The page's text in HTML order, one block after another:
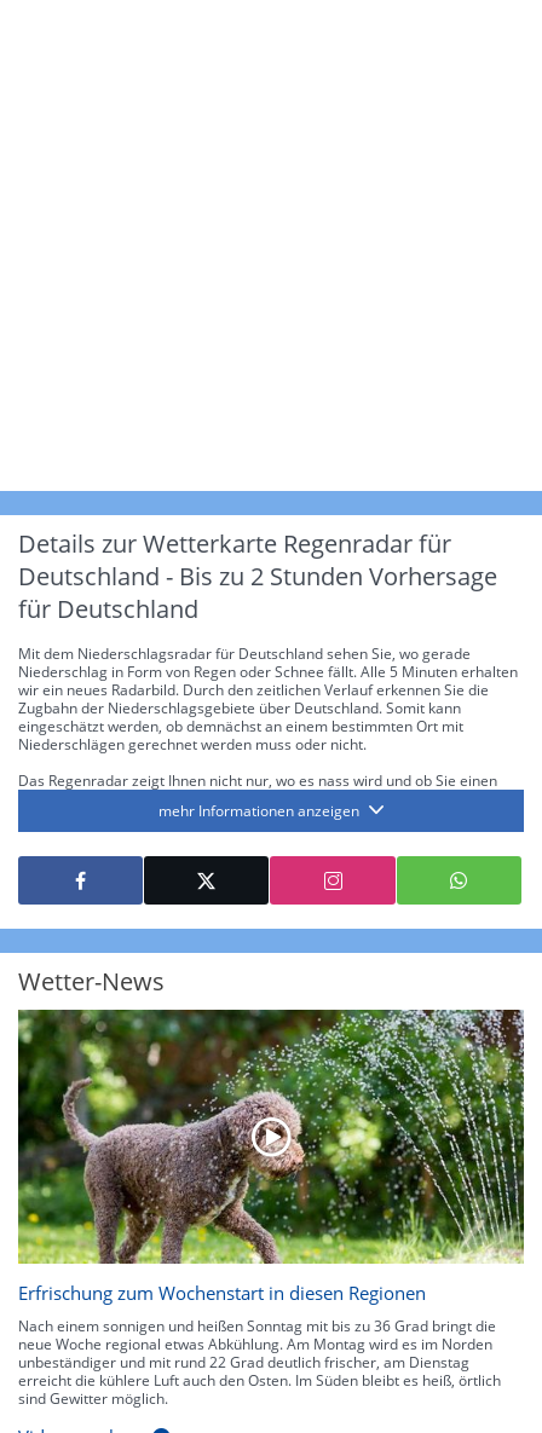
Details zur Wetterkarte Regenradar für
Deutschland - Bis zu 2 Stunden Vorhersage
für Deutschland
Mit dem Niederschlagsradar für Deutschland sehen Sie, wo gerade
Niederschlag in Form von Regen oder Schnee fällt. Alle 5 Minuten erhalten
wir ein neues Radarbild. Durch den zeitlichen Verlauf erkennen Sie die
Zugbahn der Niederschlagsgebiete über Deutschland. Somit kann
eingeschätzt werden, ob demnächst an einem bestimmten Ort mit
Niederschlägen gerechnet werden muss oder nicht.
Das Regenradar zeigt Ihnen nicht nur, wo es nass wird und ob Sie einen
die Niederschlagsintensität. Diese bezieht sich laut offiziellen Richtlinien
jeweils auf die Niederschlagsmenge in l/m² pro Stunde Regen- bzw.
Schneefall. Die 6 Stufen sind wie folgt gegliedert: Die hellen Blautöne
symbolisieren leichte bis mäßige Regen- bzw. Schneefälle mit einer
Intensität bis 8.1 l/m² pro Stunde. Dunkelblau repräsentiert mäßige bis
starke Niederschläge bis 35 l/m² pro Stunde. Hier können bereits Gewitter
auftreten. Extreme bzw. unwetterartige Niederschlagsereignisse mit
über 150 l/m² pro Stunde an. Solche
Neben der Niederschlagsintensität kann auch die Zuggeschwindigkeit der
Niederschlagsgebiete und damit die Niederschlagsdauer abgeschätzt
werden. Neben der 5-minütigen Radaraufzeichnung gibt es eine
Niederschlagsprognosefür die nächsten 2 Stunden. So sehen Sie genau,
wann und wo in Deutschland mit Regen oder Schneefall zu rechnen ist bzw.
kennen zu jeder Zeit den genauen Verlauf einer Niederschlagsfront.
mehr Informationen anzeigen
Wetter-News
Erfrischung zum Wochenstart in diesen Regionen
Nach einem sonnigen und heißen Sonntag mit bis zu 36 Grad bringt die
neue Woche regional etwas Abkühlung. Am Montag wird es im Norden
unbeständiger und mit rund 22 Grad deutlich frischer, am Dienstag
erreicht die kühlere Luft auch den Osten. Im Süden bleibt es heiß, örtlich
sind Gewitter möglich.